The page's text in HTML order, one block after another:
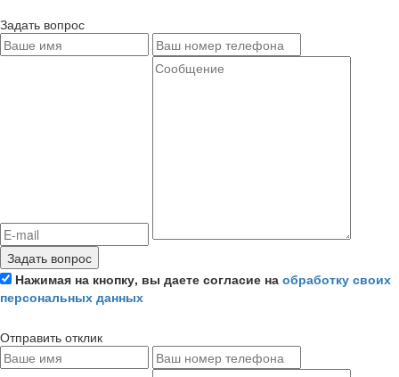
Задать вопрос
Задать вопрос
Нажимая на кнопку, вы даете согласие на обработку своих
персональных данных
Отправить отклик